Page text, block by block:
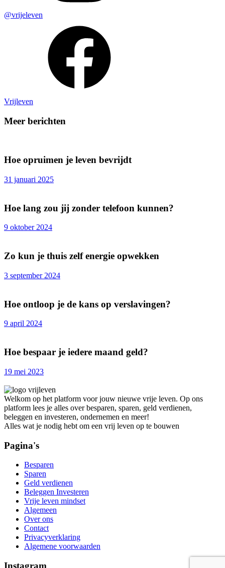
@vrijeleven
Vrijleven
Meer berichten
Hoe opruimen je leven bevrijdt
31 januari 2025
Hoe lang zou jij zonder telefoon kunnen?
9 oktober 2024
Zo kun je thuis zelf energie opwekken
3 september 2024
Hoe ontloop je de kans op verslavingen?
9 april 2024
Hoe bespaar je iedere maand geld?
19 mei 2023
Welkom op het platform voor jouw nieuwe vrije leven. Op ons
platform lees je alles over besparen, sparen, geld verdienen,
beleggen en investeren, ondernemen en meer!
Alles wat je nodig hebt om een vrij leven op te bouwen
Pagina's
Besparen
Sparen
Geld verdienen
Beleggen Investeren
Vrije leven mindset
Algemeen
Over ons
Contact
Privacyverklaring
Algemene voorwaarden
Instagram